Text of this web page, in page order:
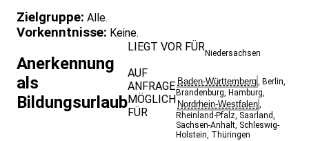
Zielgruppe: Alle.
Vorkenntnisse: Keine.
Anerkennung
als
Bildungsurlaub
LIEGT VOR FÜRNiedersachsen
AUF
ANFRAGE
MÖGLICH
FÜR
Baden-Württemberg, Berlin,
Brandenburg, Hamburg,
Nordrhein-Westfalen,
Rheinland-Pfalz, Saarland,
Sachsen-Anhalt, Schleswig-
Holstein, Thüringen